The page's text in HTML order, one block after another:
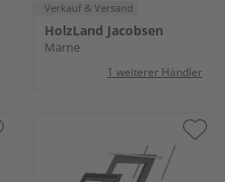
Verkauf & Versand
HolzLand Jacobsen
Marne
1 weiterer Händler